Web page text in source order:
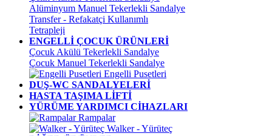
Alüminyum Manuel Tekerlekli Sandalye
Transfer - Refakatçi Kullanımlı
Tetrapleji
ENGELLİ ÇOCUK ÜRÜNLERİ
Çocuk Akülü Tekerlekli Sandalye
Çocuk Manuel Tekerlekli Sandalye
Engelli Pusetleri
DUŞ-WC SANDALYELERİ
HASTA TAŞIMA LİFTİ
YÜRÜME YARDIMCI CİHAZLARI
Rampalar
Walker - Yürüteç